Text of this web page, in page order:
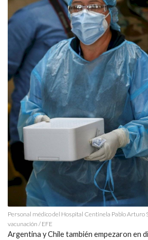
Personal médico del Hospital Centinela Pablo Arturo
vacunación / EFE
Argentina y Chile también empezaron en